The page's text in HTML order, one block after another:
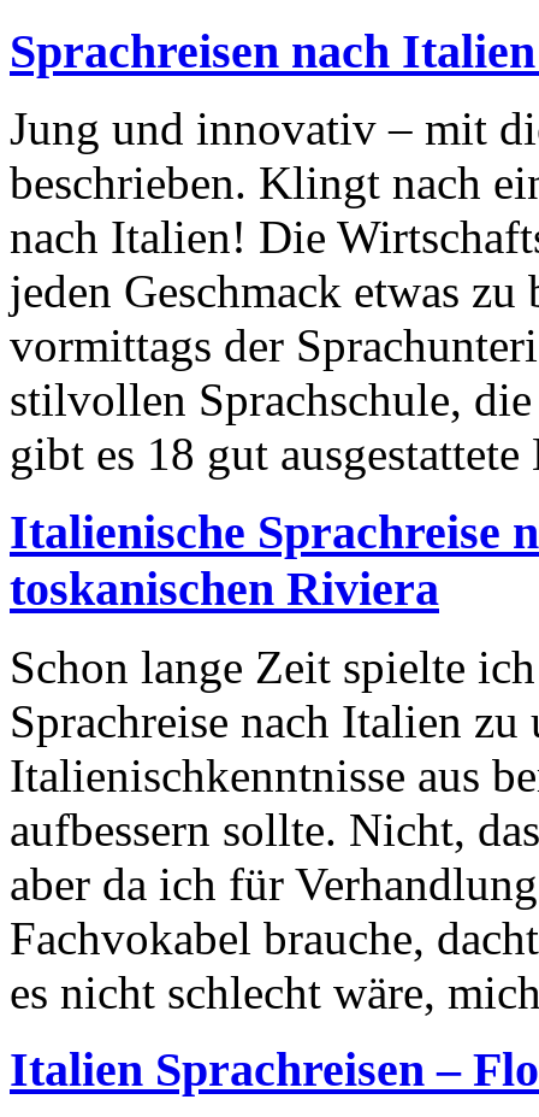
Sprachreisen nach
Jung und innovativ – mit
beschrieben. Klingt nach
nach Italien! Die
jeden Geschmack etwas
vormittags der
stilvollen Sprachschule,
gibt es 18 gut
Italienische Sprachreise
toskanischen Riviera
Schon lange Zeit spielte
Sprachreise nach Italien
Italienischkenntnisse aus
aufbessern sollte. Nicht,
aber da ich für
Fachvokabel brauche,
es nicht schlecht wäre,
Italien Sprachreisen –